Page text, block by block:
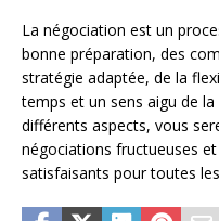
La négociation est un
bonne préparation, des
stratégie adaptée, de la
temps et un sens aigu de
différents aspects, vous
négociations fructueuses
satisfaisants pour toutes